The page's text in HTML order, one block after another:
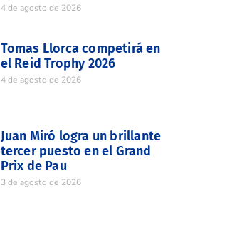
4 de agosto de 2026
Tomas Llorca competirá en
el Reid Trophy 2026
4 de agosto de 2026
Juan Miró logra un brillante
tercer puesto en el Grand
Prix de Pau
3 de agosto de 2026